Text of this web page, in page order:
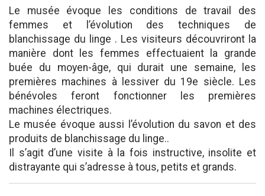
Le musée évoque les conditions de travail des
femmes et l’évolution des techniques de
blanchissage du linge . Les visiteurs découvriront la
manière dont les femmes effectuaient la grande
buée du moyen-âge, qui durait une semaine, les
premières machines à lessiver du 19e siècle. Les
bénévoles feront fonctionner les premières
machines électriques.
Le musée évoque aussi l’évolution du savon et des
produits de blanchissage du linge..
Il s’agit d’une visite à la fois instructive, insolite et
distrayante qui s’adresse à tous, petits et grands.